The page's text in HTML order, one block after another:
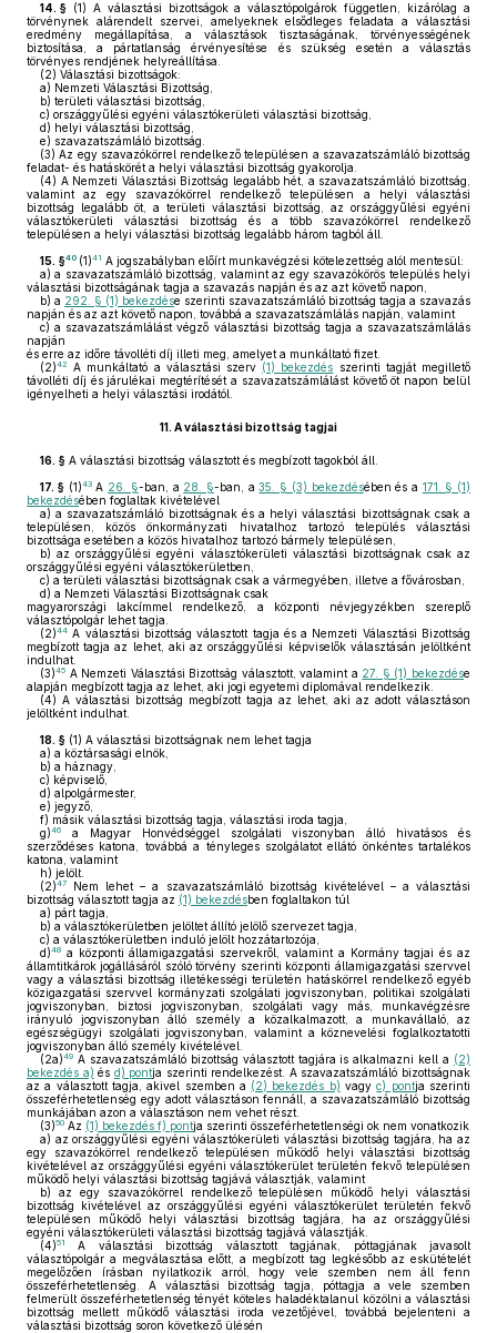
14. § (1) A választási bizottságok a választópolgárok független, kizárólag a
törvénynek alárendelt szervei, amelyeknek elsődleges feladata a választási
eredmény megállapítása, a választások tisztaságának, törvényességének
biztosítása, a pártatlanság érvényesítése és szükség esetén a választás
törvényes rendjének helyreállítása.
(2) Választási bizottságok:
a) Nemzeti Választási Bizottság,
b) területi választási bizottság,
c) országgyűlési egyéni választókerületi választási bizottság,
d) helyi választási bizottság,
e) szavazatszámláló bizottság.
(3) Az egy szavazókörrel rendelkező településen a szavazatszámláló bizottság
feladat- és hatáskörét a helyi választási bizottság gyakorolja.
(4) A Nemzeti Választási Bizottság legalább hét, a szavazatszámláló bizottság,
valamint az egy szavazókörrel rendelkező településen a helyi választási
bizottság legalább öt, a területi választási bizottság, az országgyűlési egyéni
választókerületi választási bizottság és a több szavazókörrel rendelkező
településen a helyi választási bizottság legalább három tagból áll.
15. §40 (1)41 A jogszabályban előírt munkavégzési kötelezettség alól mentesül:
a) a szavazatszámláló bizottság, valamint az egy szavazókörös település helyi
választási bizottságának tagja a szavazás napján és az azt követő napon,
b) a 292. § (1) bekezdése szerinti szavazatszámláló bizottság tagja a szavazás
napján és az azt követő napon, továbbá a szavazatszámlálás napján, valamint
c) a szavazatszámlálást végző választási bizottság tagja a szavazatszámlálás
napján
és erre az időre távolléti díj illeti meg, amelyet a munkáltató fizet.
(2)42 A munkáltató a választási szerv (1) bekezdés szerinti tagját megillető
távolléti díj és járulékai megtérítését a szavazatszámlálást követő öt napon belül
igényelheti a helyi választási irodától.
11. A választási bizottság tagjai
16. § A választási bizottság választott és megbízott tagokból áll.
17. § (1)43A 26. §-ban, a 28. §-ban, a35. § (3) bekezdésében és a 171. § (1)
bekezdésében foglaltak kivételével
a) a szavazatszámláló bizottságnak és a helyi választási bizottságnak csak a
településen, közös önkormányzati hivatalhoz tartozó település választási
bizottsága esetében a közös hivatalhoz tartozó bármely településen,
b) az országgyűlési egyéni választókerületi választási bizottságnak csak az
országgyűlési egyéni választókerületben,
c) a területi választási bizottságnak csak a vármegyében, illetve a fővárosban,
d) a Nemzeti Választási Bizottságnak csak
magyarországi lakcímmel rendelkező, a központi névjegyzékben szereplő
választópolgár lehet tagja.
(2)44 A választási bizottság választott tagja és a Nemzeti Választási Bizottság
megbízott tagja az lehet, aki az országgyűlési képviselők választásán jelöltként
indulhat.
(3)45 A Nemzeti Választási Bizottság választott, valamint a 27. § (1) bekezdése
alapján megbízott tagja az lehet, aki jogi egyetemi diplomával rendelkezik.
(4) A választási bizottság megbízott tagja az lehet, aki az adott választáson
jelöltként indulhat.
18. § (1) A választási bizottságnak nem lehet tagja
a) a köztársasági elnök,
b) a háznagy,
c) képviselő,
d) alpolgármester,
e) jegyző,
f) másik választási bizottság tagja, választási iroda tagja,
g)46
a Magyar Honvédséggel szolgálati viszonyban álló hivatásos és
szerződéses katona, továbbá a tényleges szolgálatot ellátó önkéntes tartalékos
katona, valamint
h) jelölt.
(2)47
Nem lehet – a szavazatszámláló bizottság kivételével – a választási
bizottság választott tagja az (1) bekezdésben foglaltakon túl
a) párt tagja,
b) a választókerületben jelöltet állító jelölő szervezet tagja,
c) a választókerületben induló jelölt hozzátartozója,
d)48 a központi államigazgatási szervekről, valamint a Kormány tagjai és az
államtitkárok jogállásáról szóló törvény szerinti központi államigazgatási szervvel
vagy a választási bizottság illetékességi területén hatáskörrel rendelkező egyéb
közigazgatási szervvel kormányzati szolgálati jogviszonyban, politikai szolgálati
jogviszonyban, biztosi jogviszonyban, szolgálati vagy más, munkavégzésre
irányuló jogviszonyban álló személy a közalkalmazott, a munkavállaló, az
egészségügyi szolgálati jogviszonyban, valamint a köznevelési foglalkoztatotti
jogviszonyban álló személy kivételével.
(2a)49 A szavazatszámláló bizottság választott tagjára is alkalmazni kell a (2)
bekezdés a) és d) pontja szerinti rendelkezést. A szavazatszámláló bizottságnak
az a választott tagja, akivel szemben a (2) bekezdés b) vagyc) pontja szerinti
összeférhetetlenség egy adott választáson fennáll, a szavazatszámláló bizottság
munkájában azon a választáson nem vehet részt.
(3)50 Az (1) bekezdés f) pontja szerinti összeférhetetlenségi ok nem vonatkozik
a) az országgyűlési egyéni választókerületi választási bizottság tagjára, ha az
egy szavazókörrel rendelkező településen működő helyi választási bizottság
kivételével az országgyűlési egyéni választókerület területén fekvő településen
működő helyi választási bizottság tagjává választják, valamint
b) az egy szavazókörrel rendelkező településen működő helyi választási
bizottság kivételével az országgyűlési egyéni választókerület területén fekvő
településen működő helyi választási bizottság tagjára, ha az országgyűlési
egyéni választókerületi választási bizottság tagjává választják.
(4)51
A választási bizottság választott tagjának, póttagjának javasolt
választópolgár a megválasztása előtt, a megbízott tag legkésőbb az eskütételét
megelőzően írásban nyilatkozik arról, hogy vele szemben nem áll fenn
összeférhetetlenség. A választási bizottság tagja, póttagja a vele szemben
felmerült összeférhetetlenség tényét köteles haladéktalanul közölni a választási
bizottság mellett működő választási iroda vezetőjével, továbbá bejelenteni a
választási bizottság soron következő ülésén